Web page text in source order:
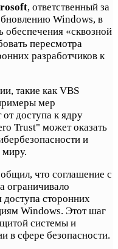
, ответственный за
Windows, в
обеспечения «сквозной
пересмотра
разработчиков к
такие как VBS
мер
от доступа к ядру
Trust" может оказать
и
миру.
что соглашение с
ограничивало
сторонних
Windows. Этот шаг
системы и
в сфере безопасности.